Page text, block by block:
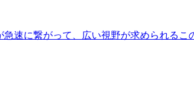
速に繋がって、広い視野が求められる